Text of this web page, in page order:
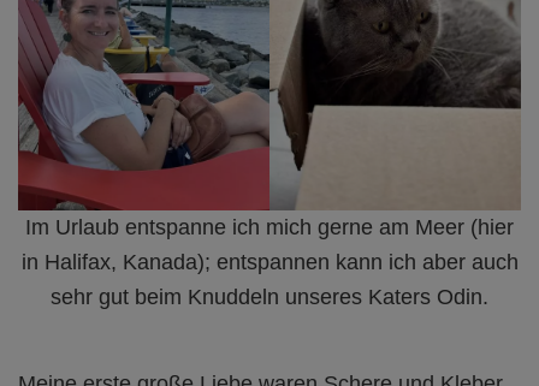
Im Urlaub entspanne ich mich gerne am Meer (hier
in Halifax, Kanada); entspannen kann ich aber auch
sehr gut beim Knuddeln unseres Katers Odin.